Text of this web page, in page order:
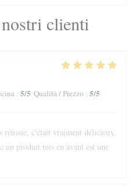
clienti
: 5/5 Qualità / Prezzo : 5/5
c'était vraiment délicieux.
un produit mis en avant est une